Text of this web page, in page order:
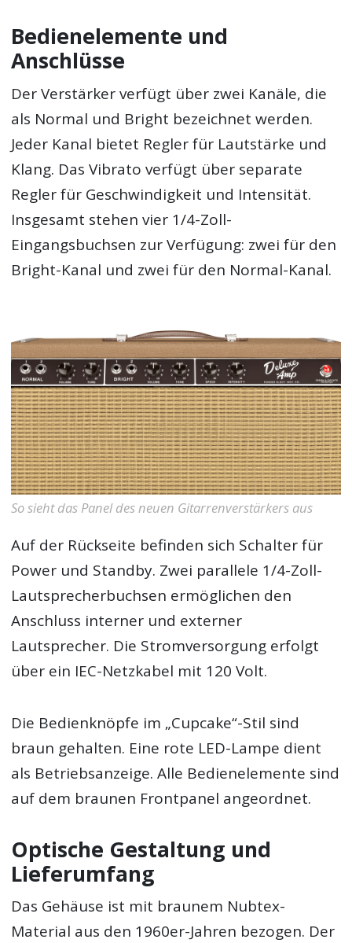
Bedienelemente und
Anschlüsse
Der Verstärker verfügt über zwei Kanäle, die
als Normal und Bright bezeichnet werden.
Jeder Kanal bietet Regler für Lautstärke und
Klang. Das Vibrato verfügt über separate
Regler für Geschwindigkeit und Intensität.
Insgesamt stehen vier 1/4-Zoll-
Eingangsbuchsen zur Verfügung: zwei für den
Bright-Kanal und zwei für den Normal-Kanal.
So sieht das Panel des neuen Gitarrenverstärkers aus
Auf der Rückseite befinden sich Schalter für
Power und Standby. Zwei parallele 1/4-Zoll-
Lautsprecherbuchsen ermöglichen den
Anschluss interner und externer
Lautsprecher. Die Stromversorgung erfolgt
über ein IEC-Netzkabel mit 120 Volt.
Die Bedienknöpfe im „Cupcake“-Stil sind
braun gehalten. Eine rote LED-Lampe dient
als Betriebsanzeige. Alle Bedienelemente sind
auf dem braunen Frontpanel angeordnet.
Optische Gestaltung und
Lieferumfang
Das Gehäuse ist mit braunem Nubtex-
Material aus den 1960er-Jahren bezogen. Der